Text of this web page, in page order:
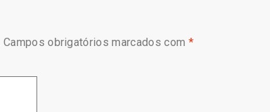
Campos obrigatórios marcados com *